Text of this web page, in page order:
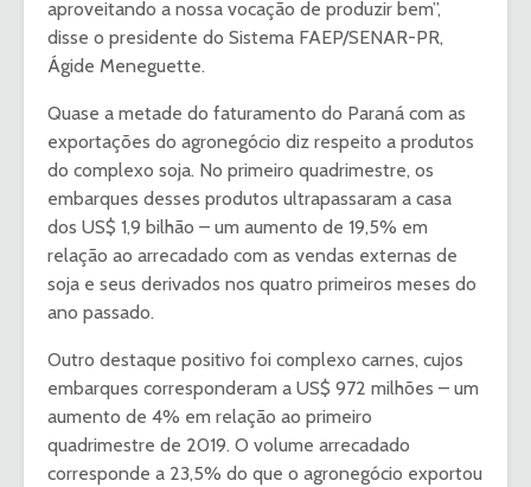
aproveitando a nossa vocação de produzir bem”,
disse o presidente do Sistema FAEP/SENAR-PR,
Ágide Meneguette.
Quase a metade do faturamento do Paraná com as
exportações do agronegócio diz respeito a produtos
do complexo soja. No primeiro quadrimestre, os
embarques desses produtos ultrapassaram a casa
dos US$ 1,9 bilhão – um aumento de 19,5% em
relação ao arrecadado com as vendas externas de
soja e seus derivados nos quatro primeiros meses do
ano passado.
Outro destaque positivo foi complexo carnes, cujos
embarques corresponderam a US$ 972 milhões – um
aumento de 4% em relação ao primeiro
quadrimestre de 2019. O volume arrecadado
corresponde a 23,5% do que o agronegócio exportou